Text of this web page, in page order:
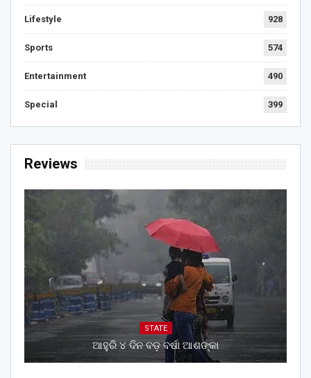
Lifestyle 928
Sports 574
Entertainment 490
Special 399
Reviews
STATE
ଆହୁରି ୪ ଦିନ ବଡ଼ ବର୍ଷା ଆଶଙ୍କା